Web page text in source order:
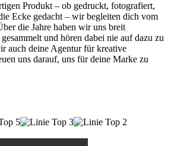
Produkt – ob gedruckt, fotografiert,
Ecke gedacht – wir begleiten dich vom
die Jahre haben wir uns breit
und hören dabei nie auf dazu zu
auch deine Agentur für kreative
uns darauf, uns für deine Marke zu